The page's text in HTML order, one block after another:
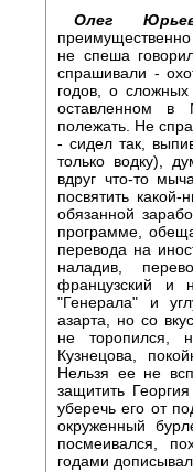
Олег
не спеша
спрашивали -
годов, о сложных
оставленном в
полежать. Не
- сидел так,
только водку),
вдруг что-то
посвятить
обязанной
программе,
перевода на
наладив,
французский и
"Генерала" и
азарта, но со
не торопился,
Кузнецова,
Нельзя ее не
защитить
уберечь его от
окруженный
посмеивался,
годами